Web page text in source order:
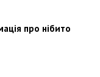
про нібито